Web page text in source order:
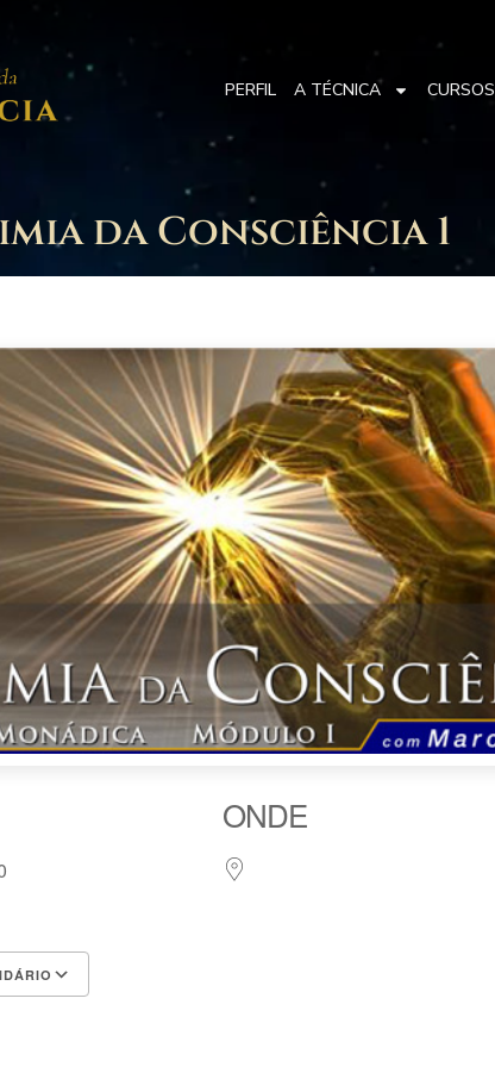
PERFIL A TÉCNICA CURSOS
da Consciência 1
ONDE